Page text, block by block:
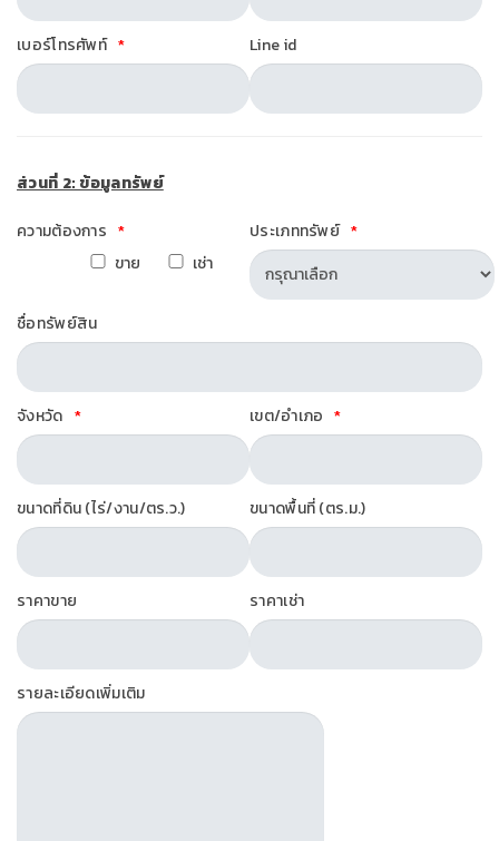
เบอร์โทรศัพท์ Line id
ส่วนที่ 2: ข้อมูลทรัพย์
ความต้องการ
ขาย
เช่า
ประเภททรัพย์
ชื่อทรัพย์สิน
จังหวัด เขต/อำเภอ
ขนาดที่ดิน (ไร่/งาน/ตร.ว.) ขนาดพื้นที่ (ตร.ม.)
ราคาขาย ราคาเช่า
รายละเอียดเพิ่มเติม